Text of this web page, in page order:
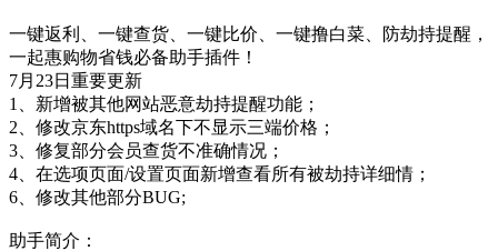
一键返利、一键查货、一键比价、一键撸白菜、防劫持提醒，
一起惠购物省钱必备助手插件！
7月23日重要更新
1、新增被其他网站恶意劫持提醒功能；
2、修改京东https域名下不显示三端价格；
3、修复部分会员查货不准确情况；
4、在选项页面/设置页面新增查看所有被劫持详细情；
6、修改其他部分BUG;
助手简介：